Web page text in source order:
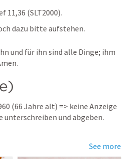
11,36 (SLT2000).
dazu bitte aufstehen.
und für ihn sind alle Dinge; ihm
(66 Jahre alt) => keine Anzeige
und abgeben.
See more